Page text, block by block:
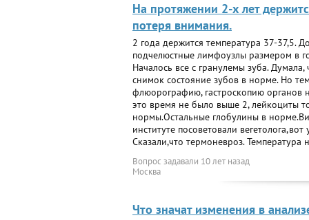
На протяжении 2-х лет
потеря внимания.
2 года держится температура 37-37,5.
подчелюстные лимфоузлы размером в
Началось все с гранулемы зуба.
снимок состояние зубов в норме. Но
флюорографию, гастроскопию органов
это время не было выше 2, лейкоциты
нормы.Остальные глобулины в
институте посоветовали
Сказали,что термоневроз. Температура
Вопрос задавали 10 лет назад
Москва
Что значат изменения в